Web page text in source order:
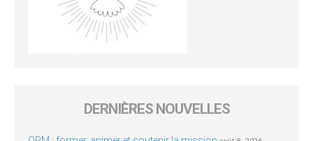
DERNIÈRES NOUVELLES